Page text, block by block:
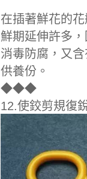
在插著鮮花的
鮮期延伸許多
消毒防腐，又
供養份。
◆◆◆
12.使鉸剪規復